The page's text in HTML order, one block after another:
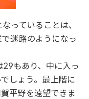
っていることは、
迷路のようになっ
もあり、中に入っ
しょう。最上階に
平野を遠望できま